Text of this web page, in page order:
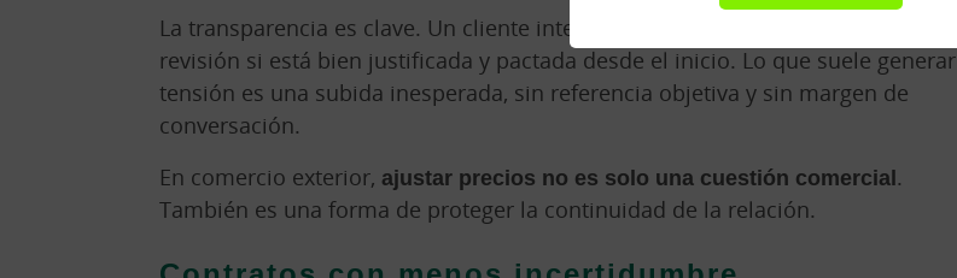
La transparencia es clave. Un cliente internacional puede entender una
revisión si está bien justificada y pactada desde el inicio. Lo que suele generar
tensión es una subida inesperada, sin referencia objetiva y sin margen de
conversación.
En comercio exterior, ajustar precios no es solo una cuestión comercial.
También es una forma de proteger la continuidad de la relación.